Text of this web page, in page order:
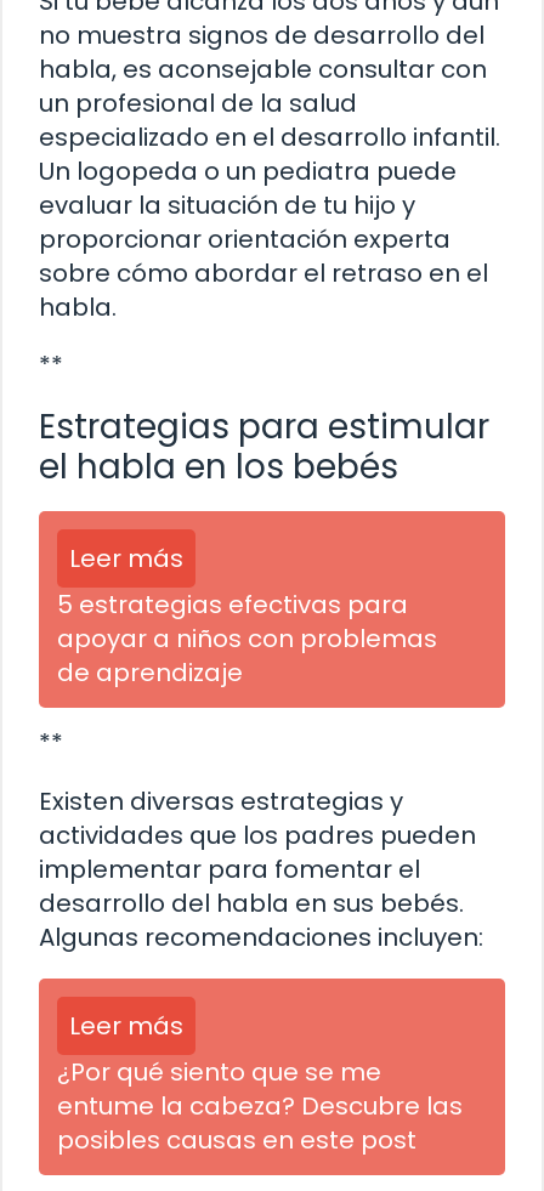
no muestra signos de desarrollo del
habla, es aconsejable consultar con
un profesional de la salud
especializado en el desarrollo infantil.
Un logopeda o un pediatra puede
evaluar la situación de tu hijo y
proporcionar orientación experta
sobre cómo abordar el retraso en el
habla.
**
Estrategias para estimular
el habla en los bebés
Leer más
5 estrategias efectivas para
apoyar a niños con problemas
de aprendizaje
**
Existen diversas estrategias y
actividades que los padres pueden
implementar para fomentar el
desarrollo del habla en sus bebés.
Algunas recomendaciones incluyen:
Leer más
¿Por qué siento que se me
entume la cabeza? Descubre las
posibles causas en este post